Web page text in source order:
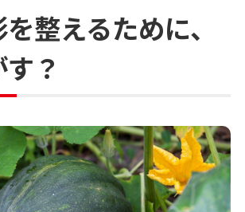
整えるために、
？